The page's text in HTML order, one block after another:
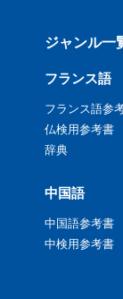
ジャンル一
フランス語
フランス語参
仏検用参考書
辞典
中国語
中国語参考書
中検用参考書